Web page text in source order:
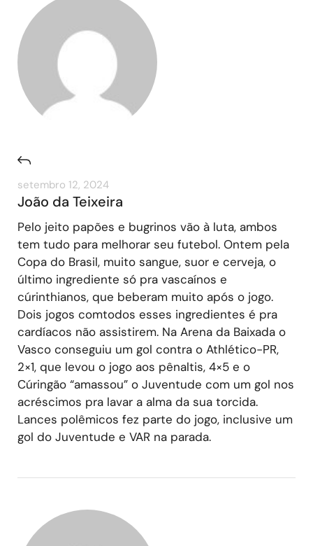
setembro 12, 2024
João da Teixeira
Pelo jeito papões e bugrinos vão à luta, ambos
tem tudo para melhorar seu futebol. Ontem pela
Copa do Brasil, muito sangue, suor e cerveja, o
último ingrediente só pra vascaínos e
cúrinthianos, que beberam muito após o jogo.
Dois jogos comtodos esses ingredientes é pra
cardíacos não assistirem. Na Arena da Baixada o
Vasco conseguiu um gol contra o Athlético-PR,
2×1, que levou o jogo aos pênaltis, 4×5 e o
Cúringão “amassou” o Juventude com um gol nos
acréscimos pra lavar a alma da sua torcida.
Lances polêmicos fez parte do jogo, inclusive um
gol do Juventude e VAR na parada.